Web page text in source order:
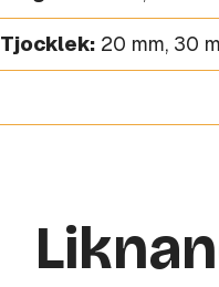
Tjocklek: 20 mm, 30